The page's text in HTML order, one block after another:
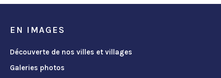
EN IMAGES
Découverte de nos villes et villages
Galeries photos